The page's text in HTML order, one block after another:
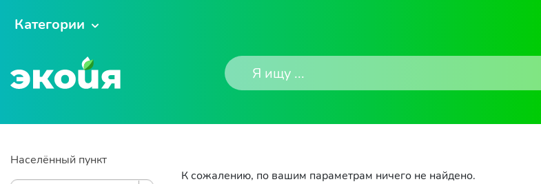
Категории
Населённый пункт
К сожалению, по вашим параметрам ничего не найдено.